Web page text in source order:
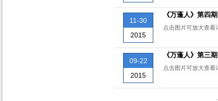
《万蓬人》第四期
11-30
2015
点击图片可放大查看
《万蓬人》第三期
09-22
2015
点击图片可放大查看